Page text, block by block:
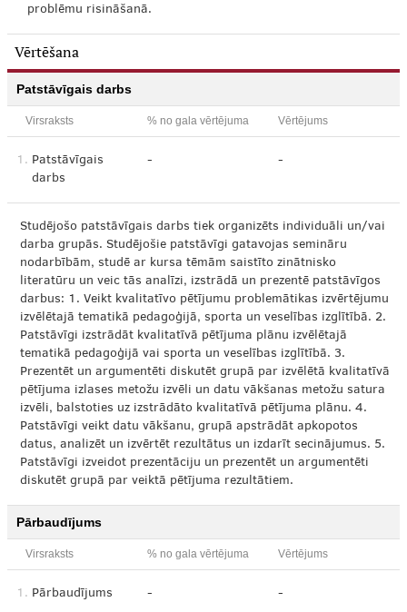
problēmu risināšanā.
Vērtēšana
Patstāvīgais darbs
Virsraksts % no gala vērtējuma Vērtējums
1. Patstāvīgais
darbs
- -
Studējošo patstāvīgais darbs tiek organizēts individuāli un/vai
darba grupās. Studējošie patstāvīgi gatavojas semināru
nodarbībām, studē ar kursa tēmām saistīto zinātnisko
literatūru un veic tās analīzi, izstrādā un prezentē patstāvīgos
darbus: 1. Veikt kvalitatīvo pētījumu problemātikas izvērtējumu
izvēlētajā tematikā pedagoģijā, sporta un veselības izglītībā. 2.
Patstāvīgi izstrādāt kvalitatīvā pētījuma plānu izvēlētajā
tematikā pedagoģijā vai sporta un veselības izglītībā. 3.
Prezentēt un argumentēti diskutēt grupā par izvēlētā kvalitatīvā
pētījuma izlases metožu izvēli un datu vākšanas metožu satura
izvēli, balstoties uz izstrādāto kvalitatīvā pētījuma plānu. 4.
Patstāvīgi veikt datu vākšanu, grupā apstrādāt apkopotos
datus, analizēt un izvērtēt rezultātus un izdarīt secinājumus. 5.
Patstāvīgi izveidot prezentāciju un prezentēt un argumentēti
diskutēt grupā par veiktā pētījuma rezultātiem.
Pārbaudījums
Virsraksts % no gala vērtējuma Vērtējums
1. Pārbaudījums - -